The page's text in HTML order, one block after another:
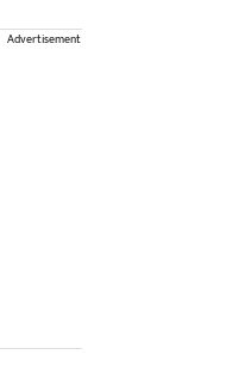
Advertisement